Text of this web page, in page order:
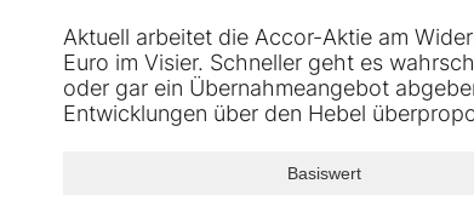
Aktuell arbeitet die Accor-Aktie am
Euro im Visier. Schneller geht es
oder gar ein Übernahmeangebot
Entwicklungen über den Hebel
Basiswert